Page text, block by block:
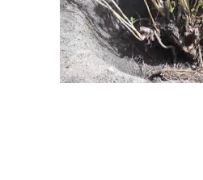
Смородины в воде